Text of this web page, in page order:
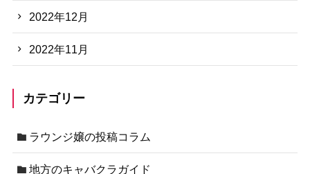
2022年12月
2022年11月
カテゴリー
ラウンジ嬢の投稿コラム
地方のキャバクラガイド